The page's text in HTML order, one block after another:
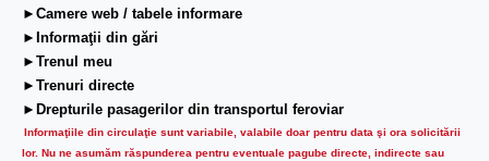
►Camere web / tabele informare
►Informaţii din gări
►Trenul meu
►Trenuri directe
►Drepturile pasagerilor din transportul feroviar
Informaţiile din circulaţie sunt variabile, valabile doar pentru data şi ora solicitării
lor. Nu ne asumăm răspunderea pentru eventuale pagube directe, indirecte sau